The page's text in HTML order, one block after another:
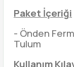
Paket İçeriği
- Önden
Tulum
Kullanım